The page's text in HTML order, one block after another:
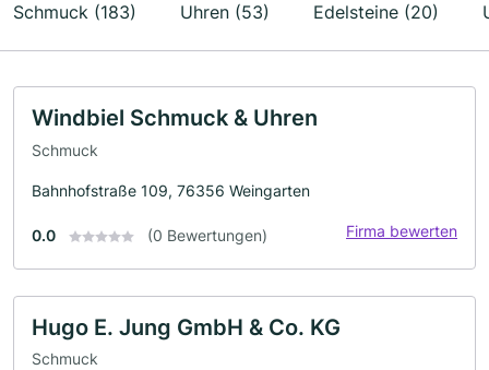
Schmuck (183) Uhren (53) Edelsteine (20)
Windbiel Schmuck & Uhren
Schmuck
Bahnhofstraße 109, 76356 Weingarten
0.0 (0 Bewertungen) Firma bewerten
Hugo E. Jung GmbH & Co. KG
Schmuck